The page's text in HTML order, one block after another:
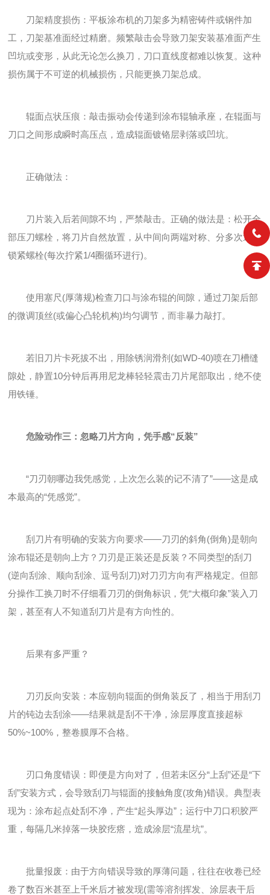
刀架精度损伤：平板涂布机的刀架多为精密铸件或钢件加
工，刀架基准面经过精磨。频繁敲击会导致刀架安装基准面产生
凹坑或变形，从此无论怎么换刀，刀口直线度都难以恢复。这种
损伤属于不可逆的机械损伤，只能更换刀架总成。
辊面点状压痕：敲击振动会传递到涂布辊轴承座，在辊面与
刀口之间形成瞬时高压点，造成辊面镀铬层剥落或凹坑。
正确做法：
刀片装入后若间隙不均，严禁敲击。正确的做法是：松开全
部压刀螺栓，将刀片自然放置，从中间向两端对称、分多次逐步
锁紧螺栓(每次拧紧1/4圈循环进行)。
使用塞尺(厚薄规)检查刀口与涂布辊的间隙，通过刀架后部
的微调顶丝(或偏心凸轮机构)均匀调节，而非暴力敲打。
若旧刀片卡死拔不出，用除锈润滑剂(如WD-40)喷在刀槽缝
隙处，静置10分钟后再用尼龙棒轻轻震击刀片尾部取出，绝不使
用铁锤。
危险动作三：忽略刀片方向，凭手感“反装”
“刀刃朝哪边我凭感觉，上次怎么装的记不清了”——这是成
本最高的“凭感觉”。
刮刀片有明确的安装方向要求——刀刃的斜角(倒角)是朝向
涂布辊还是朝向上方？刀刃是正装还是反装？不同类型的刮刀
(逆向刮涂、顺向刮涂、逗号刮刀)对刀刃方向有严格规定。但部
分操作工换刀时不仔细看刀刃的倒角标识，凭“大概印象”装入刀
架，甚至有人不知道刮刀片是有方向性的。
后果有多严重？
刀刃反向安装：本应朝向辊面的倒角装反了，相当于用刮刀
片的钝边去刮涂——结果就是刮不干净，涂层厚度直接超标
50%~100%，整卷膜厚不合格。
刃口角度错误：即便是方向对了，但若未区分“上刮”还是“下
刮”安装方式，会导致刮刀与辊面的接触角度(攻角)错误。典型表
现为：涂布起点处刮不净，产生“起头厚边”；运行中刀口积胶严
重，每隔几米掉落一块胶疙瘩，造成涂层“流星坑”。
批量报废：由于方向错误导致的厚薄问题，往往在收卷已经
卷了数百米甚至上千米后才被发现(需等溶剂挥发、涂层表干后